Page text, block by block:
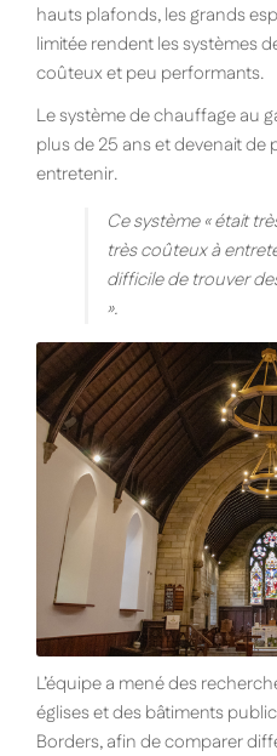
hauts plafonds, les grands
limitée rendent les systèmes
coûteux et peu performants.
Le système de chauffage au
plus de 25 ans et devenait de
entretenir.
Ce système « était
très coûteux à
difficile de trouver
».
L’équipe a mené des
églises et des bâtiments
Borders, afin de comparer